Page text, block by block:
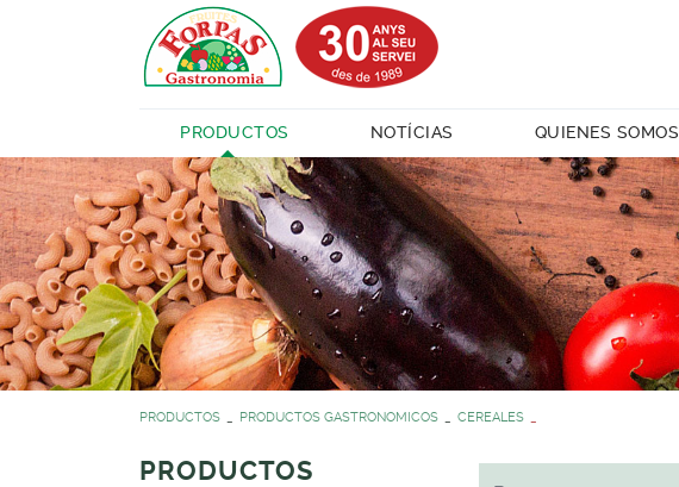
PRODUCTOS NOTÍCIAS QUIENES SOMOS
PRODUCTOS PRODUCTOS GASTRONOMICOS CEREALES
PRODUCTOS